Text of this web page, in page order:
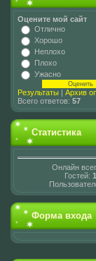
Оцените мой сайт
Отлично
Хорошо
Неплохо
Плохо
Ужасно
Результаты | Архив
Всего ответов: 57
Статистика
Онлайн
Гостей: 1
Форма входа